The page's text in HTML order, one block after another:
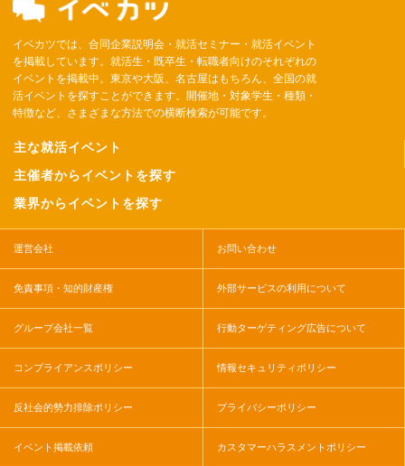
イベカツでは、合同企業説明会・就活セミナー・就活イベント
を掲載しています。就活生・既卒生・転職者向けのそれぞれの
イベントを掲載中。東京や大阪、名古屋はもちろん、全国の就
活イベントを探すことができます。開催地・対象学生・種類・
特徴など、さまざまな方法での横断検索が可能です。
主な就活イベント
主催者からイベントを探す
業界からイベントを探す
運営会社 お問い合わせ
免責事項・知的財産権 外部サービスの利用について
グループ会社一覧 行動ターゲティング広告について
コンプライアンスポリシー 情報セキュリティポリシー
反社会的勢力排除ポリシー プライバシーポリシー
イベント掲載依頼 カスタマーハラスメントポリシー